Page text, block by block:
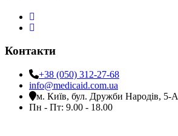
Контакти
+38 (050) 312-27-68
info@medicaid.com.ua
м. Київ, бул. Дружби Народів, 5-А
Пн - Пт: 9.00 - 18.00